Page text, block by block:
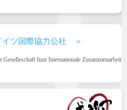
イツ国際協力公社 ＞
Geselleschaft fuur Internationale Zusammenarbeit